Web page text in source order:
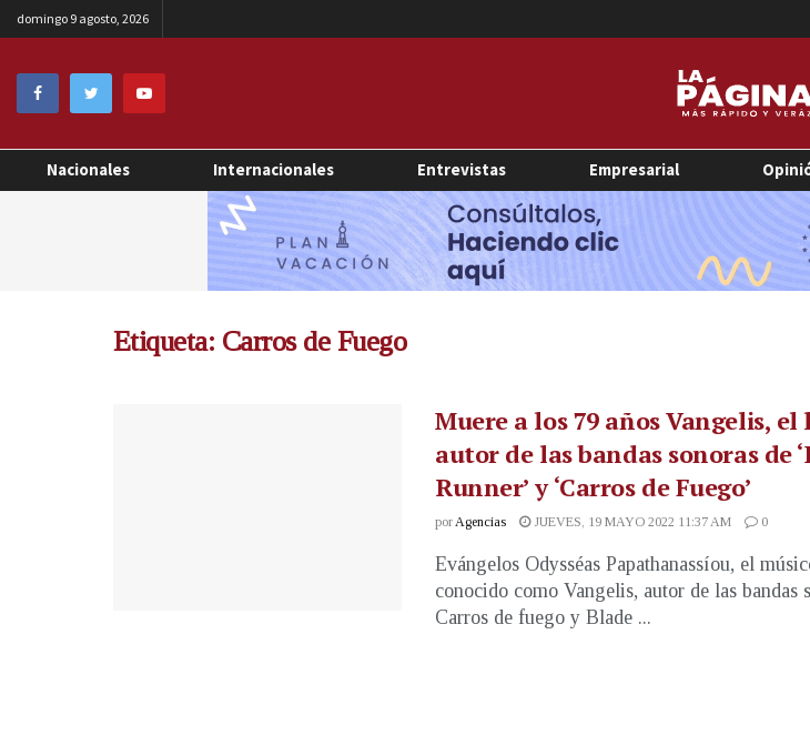
domingo 9 agosto, 2026
Nacionales Internacionales Entrevistas Empresarial
Etiqueta: Carros de Fuego
Muere a los 79 años Vangelis,
autor de las bandas sonoras de
Runner’ y ‘Carros de Fuego’
porAgencias JUEVES, 19 MAYO 2022 11:37 AM 0
Evángelos Odysséas Papathanassíou, el
conocido como Vangelis, autor de las bandas
Carros de fuego y Blade ...